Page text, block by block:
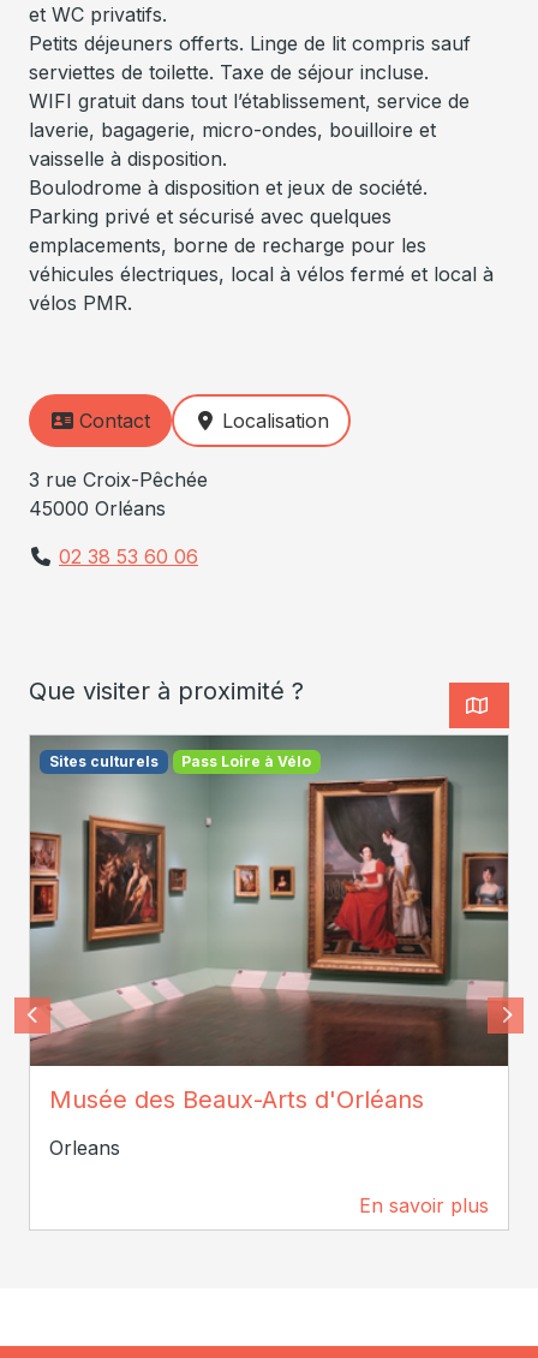
et WC privatifs.
Petits déjeuners offerts. Linge de lit compris sauf
serviettes de toilette. Taxe de séjour incluse.
WIFI gratuit dans tout l’établissement, service de
laverie, bagagerie, micro-ondes, bouilloire et
vaisselle à disposition.
Boulodrome à disposition et jeux de société.
Parking privé et sécurisé avec quelques
emplacements, borne de recharge pour les
véhicules électriques, local à vélos fermé et local à
vélos PMR.
Contact Localisation
3 rue Croix-Pêchée
45000 Orléans
02 38 53 60 06
Que visiter à proximité ?
Sites culturels Pass Loire à Vélo
Musée des Beaux-Arts d'Orléans
Orleans
En savoir plus